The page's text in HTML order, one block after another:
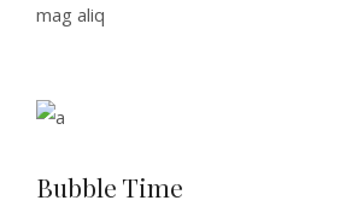
mag aliq
Bubble Time